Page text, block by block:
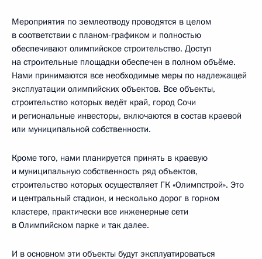
Мероприятия по землеотводу проводятся в целом
в соответствии с планом-графиком и полностью
обеспечивают олимпийское строительство. Доступ
на строительные площадки обеспечен в полном объёме.
Нами принимаются все необходимые меры по надлежащей
эксплуатации олимпийских объектов. Все объекты,
строительство которых ведёт край, город Сочи
и региональные инвесторы, включаются в состав краевой
или муниципальной собственности.
Кроме того, нами планируется принять в краевую
и муниципальную собственность ряд объектов,
строительство которых осуществляет ГК «Олимпстрой». Это
и центральный стадион, и несколько дорог в горном
кластере, практически все инженерные сети
в Олимпийском парке и так далее.
И в основном эти объекты будут эксплуатироваться